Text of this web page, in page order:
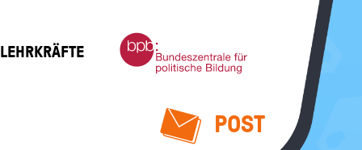
Bundeszentrale
für
politische
POST